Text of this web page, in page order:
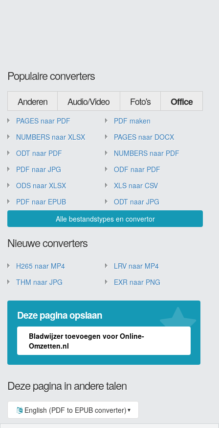
Populaire converters
Anderen Audio/Video Foto's Office
PAGES naar PDF
PDF maken
NUMBERS naar XLSX
PAGES naar DOCX
ODT naar PDF
NUMBERS naar PDF
PDF naar JPG
ODF naar PDF
ODS naar XLSX
XLS naar CSV
PDF naar EPUB
ODT naar JPG
Alle bestandstypes en convertor
Nieuwe converters
H265 naar MP4
LRV naar MP4
THM naar JPG
EXR naar PNG
Deze pagina opslaan
Bladwijzer toevoegen voor Online-
Omzetten.nl
Deze pagina in andere talen
English (PDF to EPUB converter) ▼